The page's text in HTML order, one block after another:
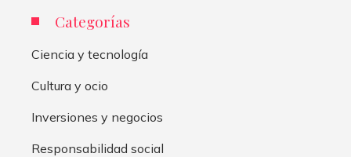
Categorías
Ciencia y tecnología
Cultura y ocio
Inversiones y negocios
Responsabilidad social